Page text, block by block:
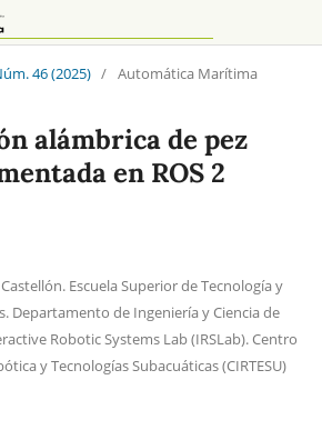
46 (2025) / Automática Marítima
alámbrica de pez
en ROS 2
Escuela Superior de Tecnología y
Departamento de Ingeniería y Ciencia de
Robotic Systems Lab (IRSLab). Centro
y Tecnologías Subacuáticas (CIRTESU)